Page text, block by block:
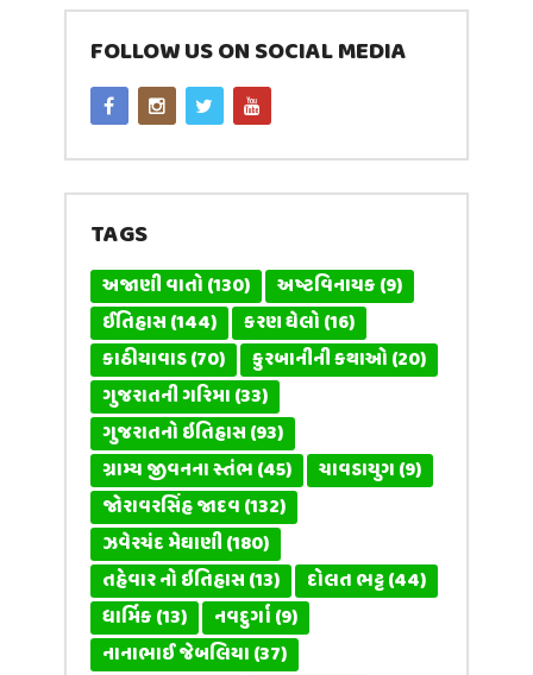
FOLLOW US ON SOCIAL MEDIA
TAGS
અજાણી વાતો(130) અષ્ટવિનાયક(9)
ઈતિહાસ(144) કરણ ઘેલો(16)
કાઠીયાવાડ(70) કુરબાનીની કથાઓ(20)
ગુજરાતની ગરિમા(33)
ગુજરાતનો ઇતિહાસ(93)
ગ્રામ્ય જીવનના સ્તંભ(45) ચાવડાયુગ(9)
જોરાવરસિંહ જાદવ(132)
ઝવેરચંદ મેઘાણી(180)
તહેવાર નો ઇતિહાસ(13) દોલત ભટ્ટ(44)
ધાર્મિક(13) નવદુર્ગા(9)
નાનાભાઈ જેબલિયા(37)